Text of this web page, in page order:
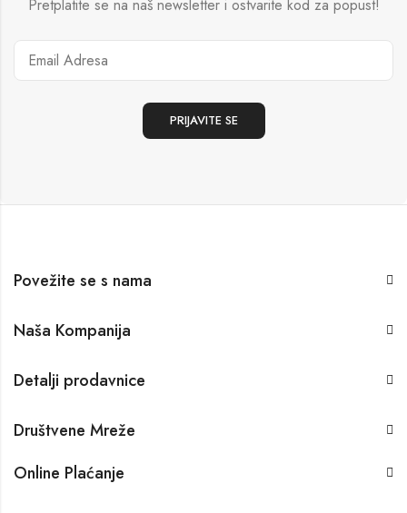
Pretplatite se na naš newsletter i ostvarite kod za popust!
Povežite se s nama
Naša Kompanija
Detalji prodavnice
Društvene Mreže
Online Plaćanje